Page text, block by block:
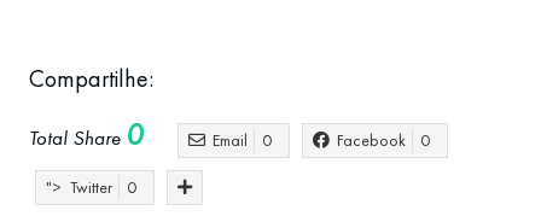
Compartilhe:
Total Share 0 Email 0 Facebook 0
"> Twitter 0